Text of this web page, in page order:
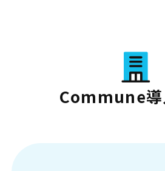
Commune導